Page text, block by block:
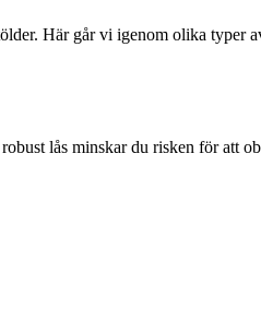
Här går vi igenom olika typer
lås minskar du risken för att